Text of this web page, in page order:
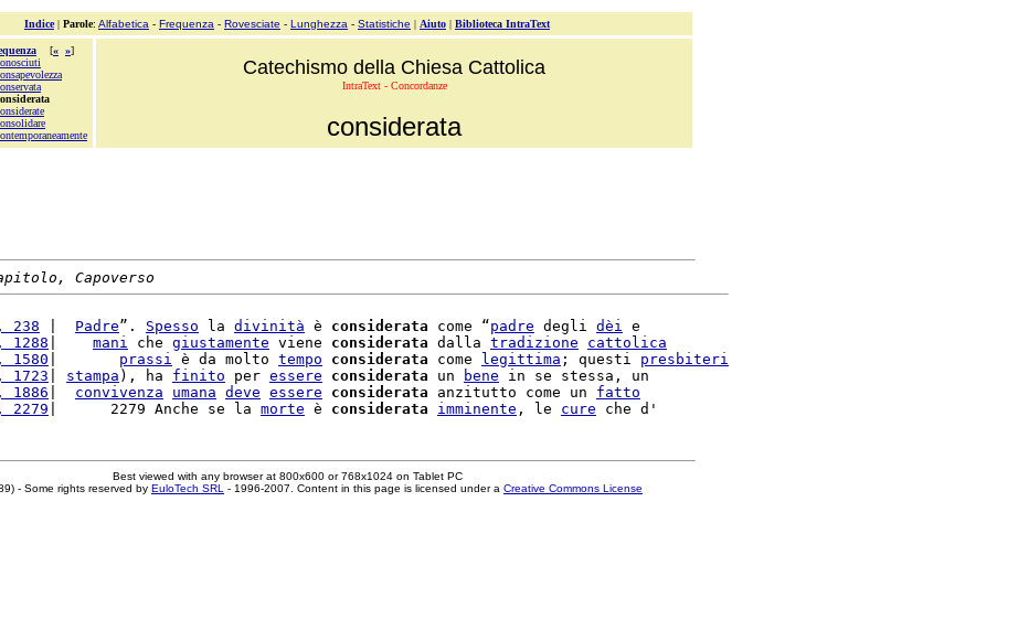
Indice| Parole: Alfabetica - Frequenza - Rovesciate - Lunghezza - Statistiche | Aiuto | Biblioteca IntraText
[« »]
Catechismo della Chiesa Cattolica
IntraText - Concordanze
considerata
Capoverso
238
Padre”. Spesso la divinità è considerata come “padre degli dèi e
1288
mani che giustamente viene considerata dalla tradizione
cattolica
1580
prassi è da molto tempo considerata come legittima ; questi presbiteri
1723
stampa ), ha finito per essere considerata un bene in se stessa, un
1886
convivenza umana deve essere considerata anzitutto come un fatto
2279
|      2279 Anche se la morte è considerata imminente , le cure
Best viewed with any browser at 800x600 or 768x1024 on Tablet PC
- Some rights reserved by EuloTech SRL - 1996-2007. Content in this page is licensed under a Creative Commons License